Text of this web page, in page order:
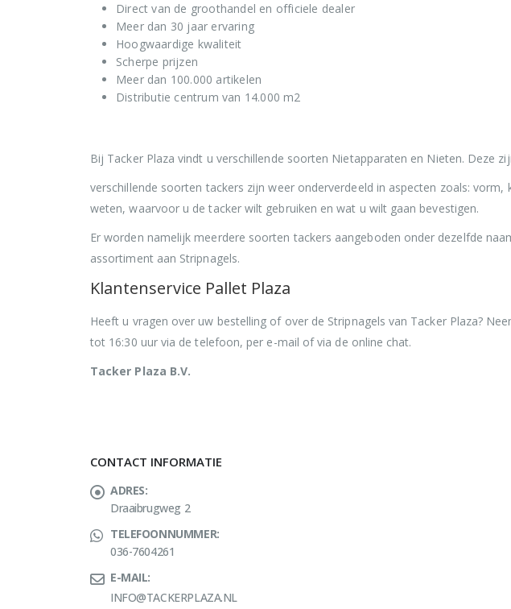
Direct van de groothandel en officiele dealer
Meer dan 30 jaar ervaring
Hoogwaardige kwaliteit
Scherpe prijzen
Meer dan 100.000 artikelen
Distributie centrum van 14.000 m2
Bij Tacker Plaza vindt u verschillende soorten Nietapparaten en Nieten. Deze
verschillende soorten tackers zijn weer onderverdeeld in aspecten zoals:
weten, waarvoor u de tacker wilt gebruiken en wat u wilt gaan bevestigen.
Er worden namelijk meerdere soorten tackers aangeboden onder dezelfde
assortiment aan Stripnagels.
Klantenservice Pallet Plaza
Heeft u vragen over uw bestelling of over de Stripnagels van Tacker Plaza?
tot 16:30 uur via de telefoon, per e-mail of via de online chat.
Tacker Plaza B.V.
CONTACT INFORMATIE
ADRES:
Draaibrugweg 2
TELEFOONNUMMER:
036-7604261
E-MAIL:
INFO@TACKERPLAZA.NL